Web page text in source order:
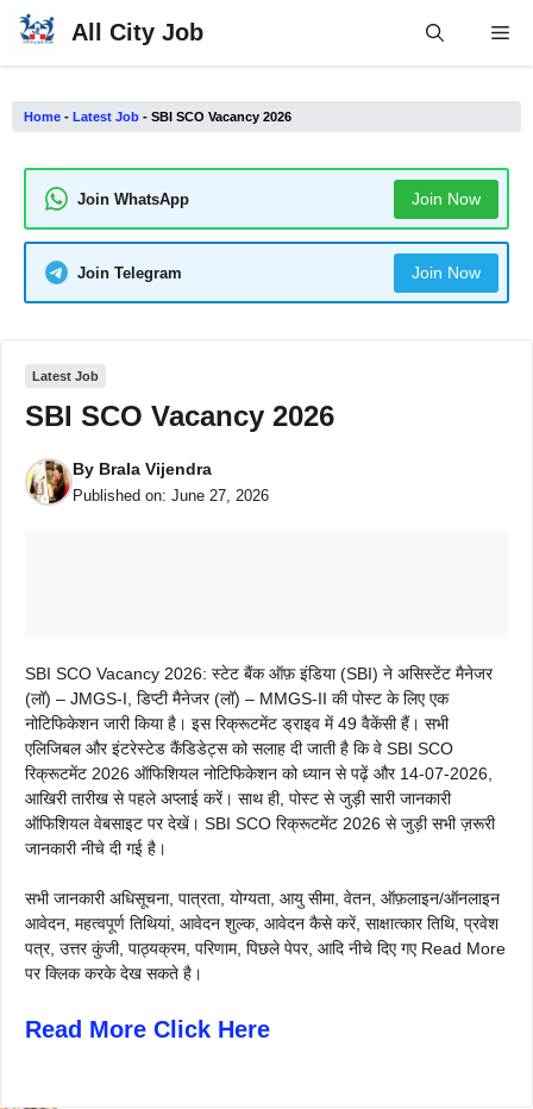
Skip
All City Job
Home - Latest Job - SBI SCO Vacancy 2026
Join WhatsApp Join Now
Join Telegram Join Now
Latest Job
SBI SCO Vacancy 2026
By Brala Vijendra
Published on: June 27, 2026
SBI SCO Vacancy 2026: स्टेट बैंक ऑफ़ इंडिया (SBI) ने असिस्टेंट मैनेजर
(लॉ) – JMGS-I, डिप्टी मैनेजर (लॉ) – MMGS-II की पोस्ट के लिए एक
नोटिफिकेशन जारी किया है। इस रिक्रूटमेंट ड्राइव में 49 वैकेंसी हैं। सभी
एलिजिबल और इंटरेस्टेड कैंडिडेट्स को सलाह दी जाती है कि वे SBI SCO
रिक्रूटमेंट 2026 ऑफिशियल नोटिफिकेशन को ध्यान से पढ़ें और 14-07-2026,
आखिरी तारीख से पहले अप्लाई करें। साथ ही, पोस्ट से जुड़ी सारी जानकारी
ऑफिशियल वेबसाइट पर देखें। SBI SCO रिक्रूटमेंट 2026 से जुड़ी सभी ज़रूरी
जानकारी नीचे दी गई है।
सभी जानकारी अधिसूचना, पात्रता, योग्यता, आयु सीमा, वेतन, ऑफ़लाइन/ऑनलाइन
आवेदन, महत्वपूर्ण तिथियां, आवेदन शुल्क, आवेदन कैसे करें, साक्षात्कार तिथि, प्रवेश
पत्र, उत्तर कुंजी, पाठ्यक्रम, परिणाम, पिछले पेपर, आदि नीचे दिए गए Read More
पर क्लिक करके देख सकते है।
Read More Click Here